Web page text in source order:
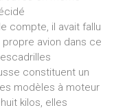
compte, il avait fallu
avion dans ce
constituent un
modèles à moteur
kilos, elles